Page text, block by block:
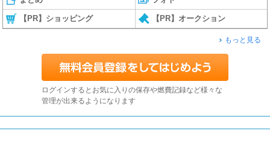
【PR】ショッピング 【PR】オークション
もっと見る
ログインするとお気に入りの保存や燃費記録など様々な
管理が出来るようになります